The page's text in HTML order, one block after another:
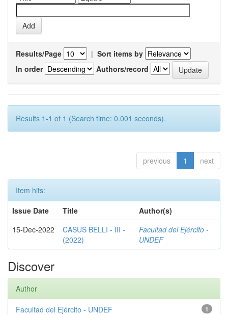
Results/Page | Sort items by
In order
Authors/record
Results 1-1 of 1 (Search time: 0.001 seconds).
previous 1 next
Item hits:
Issue Date
Title
Author(s)
15-Dec-2022
CASUS BELLI - III -
(2022)
Facultad del Ejército -
UNDEF
Discover
Author
1
Facultad del Ejército - UNDEF